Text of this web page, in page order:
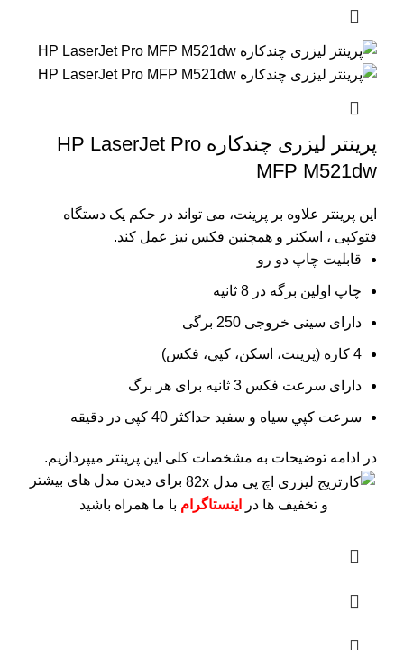
پرینتر لیزری چندکاره HP LaserJet Pro
MFP M521dw
این پرینتر علاوه بر پرینت، می تواند در حکم یک دستگاه
فتوکپی ، اسکنر و همچنین فکس نیز عمل کند.
قابلیت چاپ دو رو
چاپ اولین برگه در 8 ثانیه
دارای سینی خروجی 250 برگی
4 کاره (پرينت، اسکن، کپي، فکس)
دارای سرعت فکس 3 ثانیه برای هر برگ
سرعت کپي سياه و سفيد حداکثر 40 کپی در دقیقه
در ادامه توضیحات به مشخصات کلی این پرینتر میپردازیم.
برای دیدن مدل های بیشتر
و تخفیف ها در
اینستاگرام با ما همراه باشید